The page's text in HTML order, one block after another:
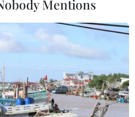
sẽ lật đổ
giữ khá nhiều lợi thế
1 tại chung kết lượt đi AFF
Mentions